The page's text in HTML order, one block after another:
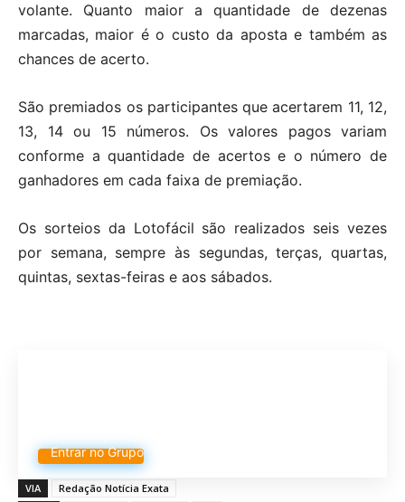
volante. Quanto maior a quantidade de dezenas
marcadas, maior é o custo da aposta e também as
chances de acerto.
São premiados os participantes que acertarem 11, 12,
13, 14 ou 15 números. Os valores pagos variam
conforme a quantidade de acertos e o número de
ganhadores em cada faixa de premiação.
Os sorteios da Lotofácil são realizados seis vezes
por semana, sempre às segundas, terças, quartas,
quintas, sextas-feiras e aos sábados.
Entrar no Grupo
VIA
Redação Notícia Exata